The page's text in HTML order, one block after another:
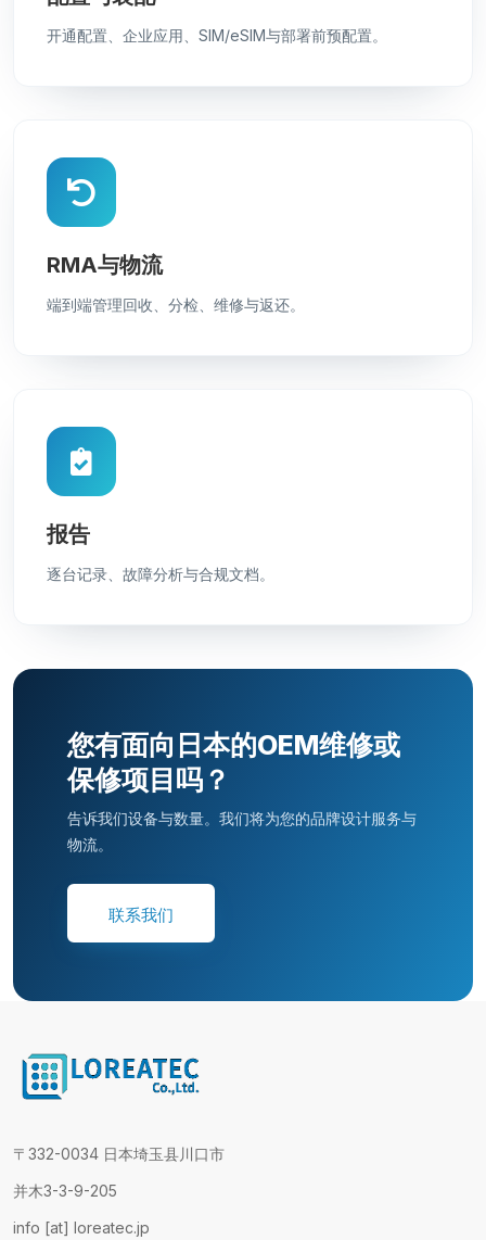
开通配置、企业应用、SIM/eSIM与部署前预配置。
RMA与物流
端到端管理回收、分检、维修与返还。
报告
逐台记录、故障分析与合规文档。
您有面向日本的OEM维修或
保修项目吗？
告诉我们设备与数量。我们将为您的品牌设计服务与
物流。
联系我们
〒332-0034 日本埼玉县川口市
并木3-3-9-205
info [at] loreatec.jp